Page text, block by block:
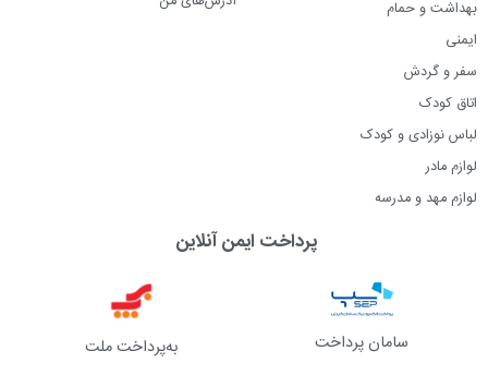
بهداشت و حمام
ایمنی
سفر و گردش
اتاق کودک
لباس نوزادی و کودک
لوازم مادر
لوازم مهد و مدرسه
پرداخت ایمن آنلاین
سامان پرداخت به‌پرداخت ملت